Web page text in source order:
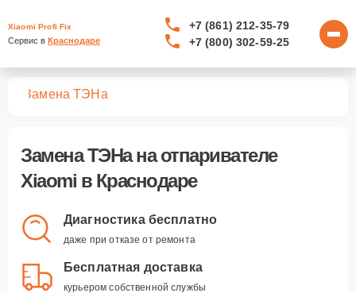
Xiaomi Profi Fix
Сервис в Краснодаре
+7 (861) 212-35-79
+7 (800) 302-59-25
Замена ТЭНа
Замена ТЭНана отпаривателе
Xiaomi в Краснодаре
Диагностика бесплатно
даже при отказе от ремонта
Бесплатная доставка
курьером собственной службы